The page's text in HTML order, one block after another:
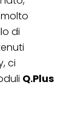
di
ci
Q.Plus